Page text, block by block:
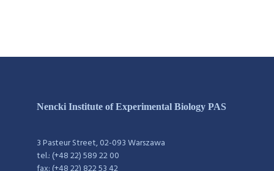
Nencki Institute of Experimental Biology PAS
3 Pasteur Street, 02-093 Warszawa
tel.: (+48 22) 589 22 00